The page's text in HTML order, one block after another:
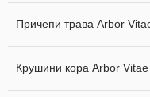
Причепи трава Arbor
Крушини кора Arbor Vitae